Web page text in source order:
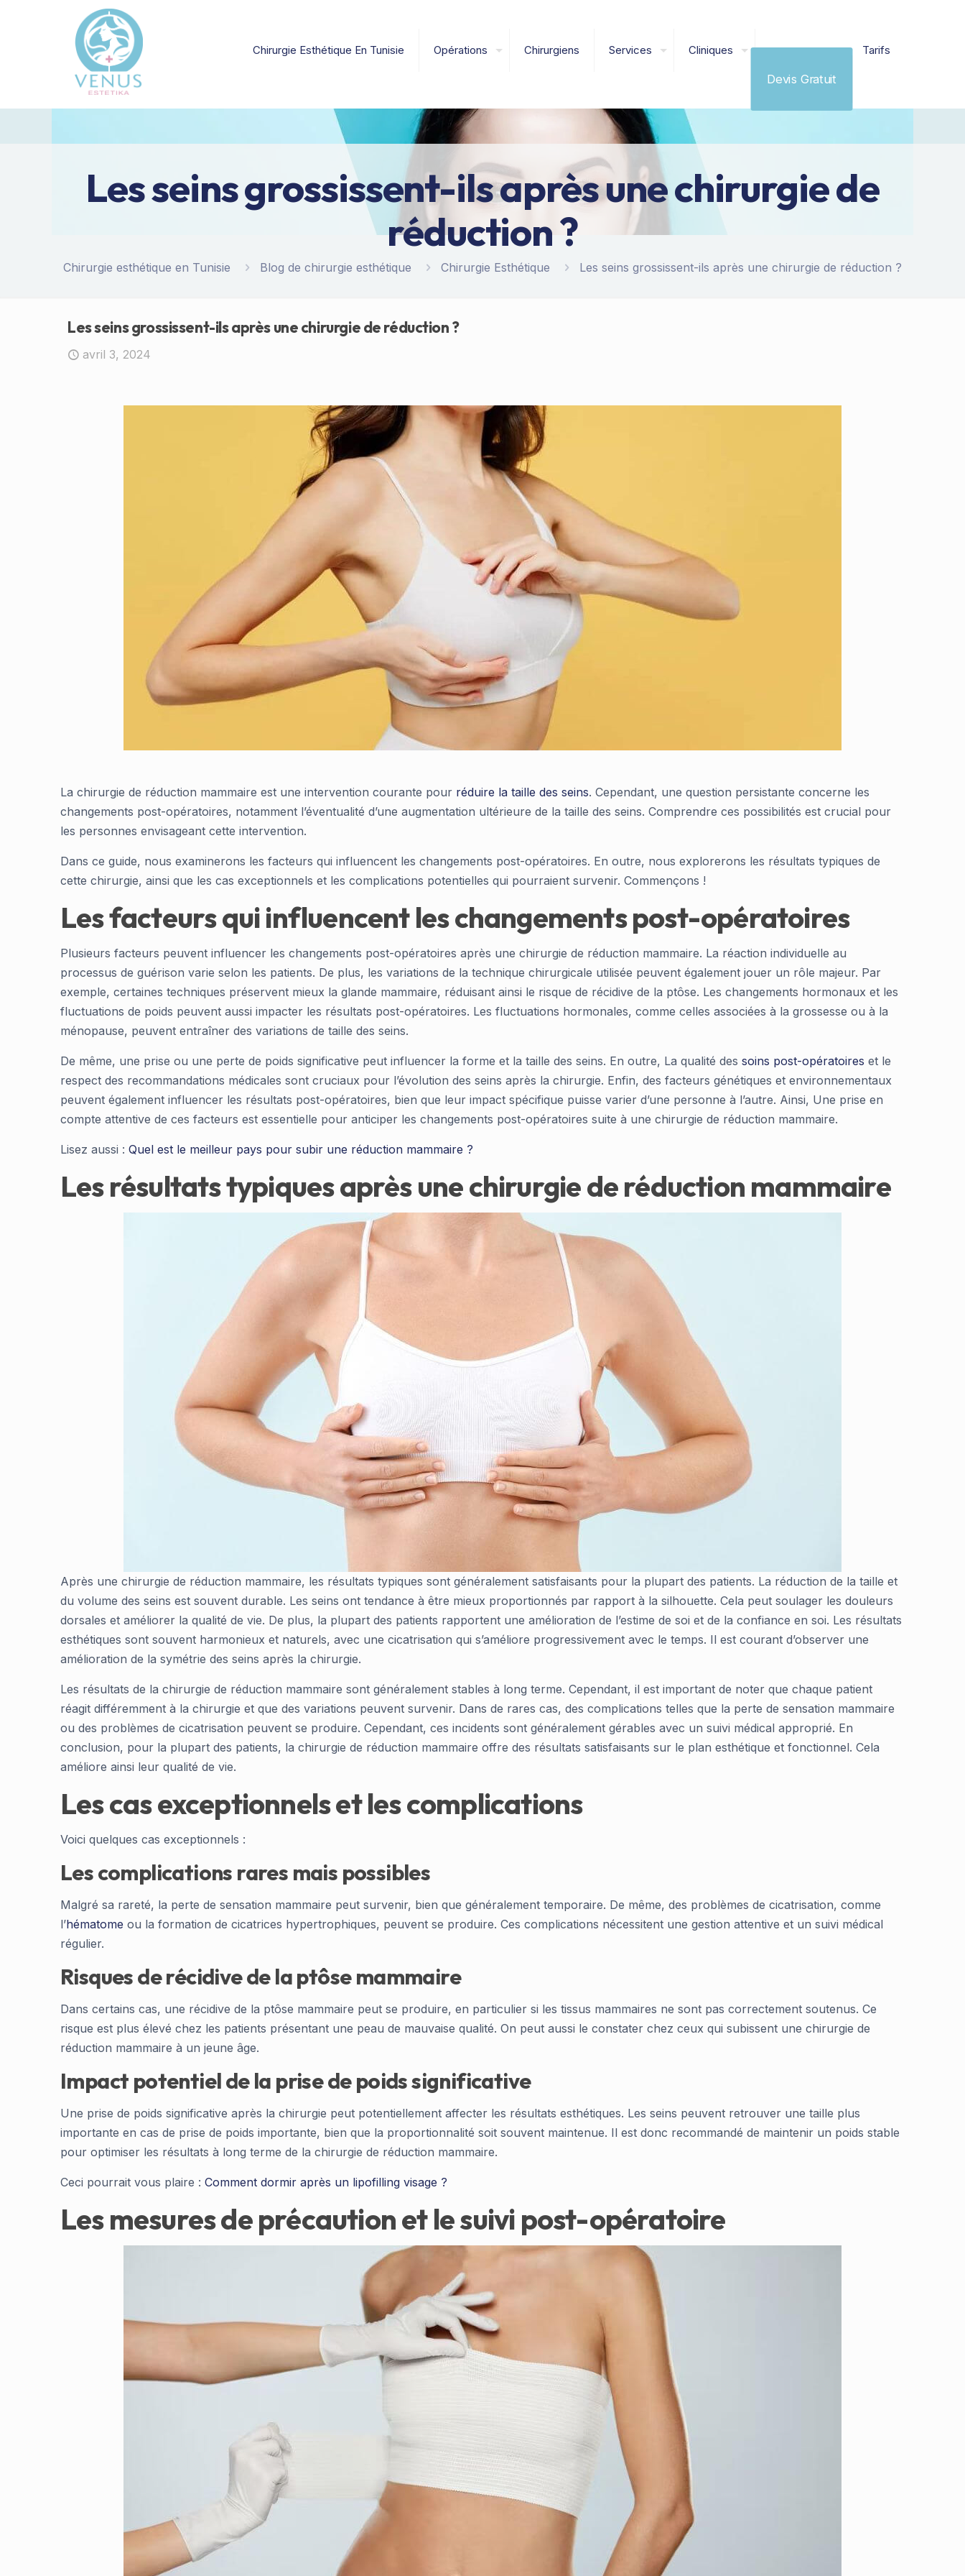
Chirurgie Esthétique En Tunisie Opérations Chirurgiens Services Cliniques
Devis Gratuit
Tarifs
Les seins grossissent-ils après une chirurgie de
réduction ?
Chirurgie esthétique en Tunisie Blog de chirurgie esthétique Chirurgie Esthétique Les seins grossissent-ils après une chirurgie de réduction ?
Les seins grossissent-ils après une chirurgie de réduction ?
avril 3, 2024
La chirurgie de réduction mammaire est une intervention courante pour réduire la taille des seins. Cependant, une question persistante concerne les
changements post-opératoires, notamment l’éventualité d’une augmentation ultérieure de la taille des seins. Comprendre ces possibilités est crucial pour
les personnes envisageant cette intervention.
Dans ce guide, nous examinerons les facteurs qui influencent les changements post-opératoires. En outre, nous explorerons les résultats typiques de
cette chirurgie, ainsi que les cas exceptionnels et les complications potentielles qui pourraient survenir. Commençons !
Les facteurs qui influencent les changements post-opératoires
Plusieurs facteurs peuvent influencer les changements post-opératoires après une chirurgie de réduction mammaire. La réaction individuelle au
processus de guérison varie selon les patients. De plus, les variations de la technique chirurgicale utilisée peuvent également jouer un rôle majeur. Par
exemple, certaines techniques préservent mieux la glande mammaire, réduisant ainsi le risque de récidive de la ptôse. Les changements hormonaux et les
fluctuations de poids peuvent aussi impacter les résultats post-opératoires. Les fluctuations hormonales, comme celles associées à la grossesse ou à la
ménopause, peuvent entraîner des variations de taille des seins.
De même, une prise ou une perte de poids significative peut influencer la forme et la taille des seins. En outre, La qualité des soins post-opératoires et le
respect des recommandations médicales sont cruciaux pour l’évolution des seins après la chirurgie. Enfin, des facteurs génétiques et environnementaux
peuvent également influencer les résultats post-opératoires, bien que leur impact spécifique puisse varier d’une personne à l’autre. Ainsi, Une prise en
compte attentive de ces facteurs est essentielle pour anticiper les changements post-opératoires suite à une chirurgie de réduction mammaire.
Lisez aussi : Quel est le meilleur pays pour subir une réduction mammaire ?
Les résultats typiques après une chirurgie de réduction mammaire
Après une chirurgie de réduction mammaire, les résultats typiques sont généralement satisfaisants pour la plupart des patients. La réduction de la taille et
du volume des seins est souvent durable. Les seins ont tendance à être mieux proportionnés par rapport à la silhouette. Cela peut soulager les douleurs
dorsales et améliorer la qualité de vie. De plus, la plupart des patients rapportent une amélioration de l’estime de soi et de la confiance en soi. Les résultats
esthétiques sont souvent harmonieux et naturels, avec une cicatrisation qui s’améliore progressivement avec le temps. Il est courant d’observer une
amélioration de la symétrie des seins après la chirurgie.
Les résultats de la chirurgie de réduction mammaire sont généralement stables à long terme. Cependant, il est important de noter que chaque patient
réagit différemment à la chirurgie et que des variations peuvent survenir. Dans de rares cas, des complications telles que la perte de sensation mammaire
ou des problèmes de cicatrisation peuvent se produire. Cependant, ces incidents sont généralement gérables avec un suivi médical approprié. En
conclusion, pour la plupart des patients, la chirurgie de réduction mammaire offre des résultats satisfaisants sur le plan esthétique et fonctionnel. Cela
améliore ainsi leur qualité de vie.
Les cas exceptionnels et les complications
Voici quelques cas exceptionnels :
Les complications rares mais possibles
Malgré sa rareté, la perte de sensation mammaire peut survenir, bien que généralement temporaire. De même, des problèmes de cicatrisation, comme
l’hématome ou la formation de cicatrices hypertrophiques, peuvent se produire. Ces complications nécessitent une gestion attentive et un suivi médical
régulier.
Risques de récidive de la ptôse mammaire
Dans certains cas, une récidive de la ptôse mammaire peut se produire, en particulier si les tissus mammaires ne sont pas correctement soutenus. Ce
risque est plus élevé chez les patients présentant une peau de mauvaise qualité. On peut aussi le constater chez ceux qui subissent une chirurgie de
réduction mammaire à un jeune âge.
Impact potentiel de la prise de poids significative
Une prise de poids significative après la chirurgie peut potentiellement affecter les résultats esthétiques. Les seins peuvent retrouver une taille plus
importante en cas de prise de poids importante, bien que la proportionnalité soit souvent maintenue. Il est donc recommandé de maintenir un poids stable
pour optimiser les résultats à long terme de la chirurgie de réduction mammaire.
Ceci pourrait vous plaire : Comment dormir après un lipofilling visage ?
Les mesures de précaution et le suivi post-opératoire